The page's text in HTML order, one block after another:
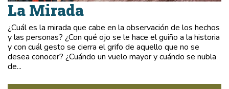
La Mirada
¿Cuál es la mirada que cabe en la observación de los hechos
y las personas? ¿Con qué ojo se le hace el guiño a la historia
y con cuál gesto se cierra el grifo de aquello que no se
desea conocer? ¿Cuándo un vuelo mayor y cuándo se nubla
de...